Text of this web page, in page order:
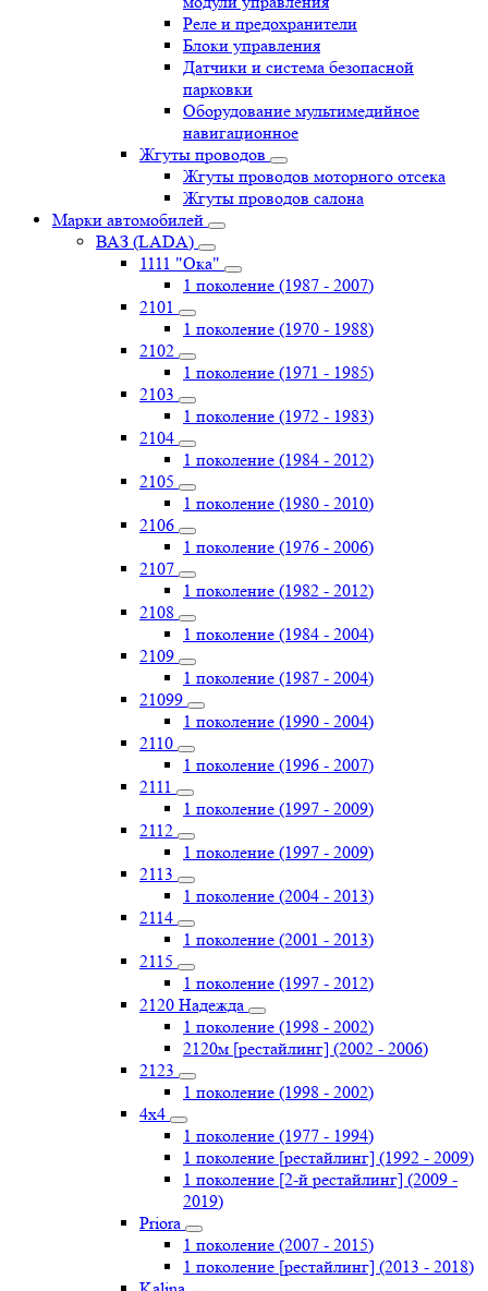
Реле и предохранители
Блоки управления
Датчики и система безопасной
парковки
Оборудование мультимедийное
навигационное
Жгуты проводов
Жгуты проводов моторного отсека
Жгуты проводов салона
Марки автомобилей
ВАЗ (LADA)
1111 "Ока"
1 поколение (1987 - 2007)
2101
1 поколение (1970 - 1988)
2102
1 поколение (1971 - 1985)
2103
1 поколение (1972 - 1983)
2104
1 поколение (1984 - 2012)
2105
1 поколение (1980 - 2010)
2106
1 поколение (1976 - 2006)
2107
1 поколение (1982 - 2012)
2108
1 поколение (1984 - 2004)
2109
1 поколение (1987 - 2004)
21099
1 поколение (1990 - 2004)
2110
1 поколение (1996 - 2007)
2111
1 поколение (1997 - 2009)
2112
1 поколение (1997 - 2009)
2113
1 поколение (2004 - 2013)
2114
1 поколение (2001 - 2013)
2115
1 поколение (1997 - 2012)
2120 Надежда
1 поколение (1998 - 2002)
2120м [рестайлинг] (2002 - 2006)
2123
1 поколение (1998 - 2002)
4х4
1 поколение (1977 - 1994)
1 поколение [рестайлинг] (1992 - 2009)
1 поколение [2-й рестайлинг] (2009 -
2019)
Priоra
1 поколение (2007 - 2015)
1 поколение [рестайлинг] (2013 - 2018)